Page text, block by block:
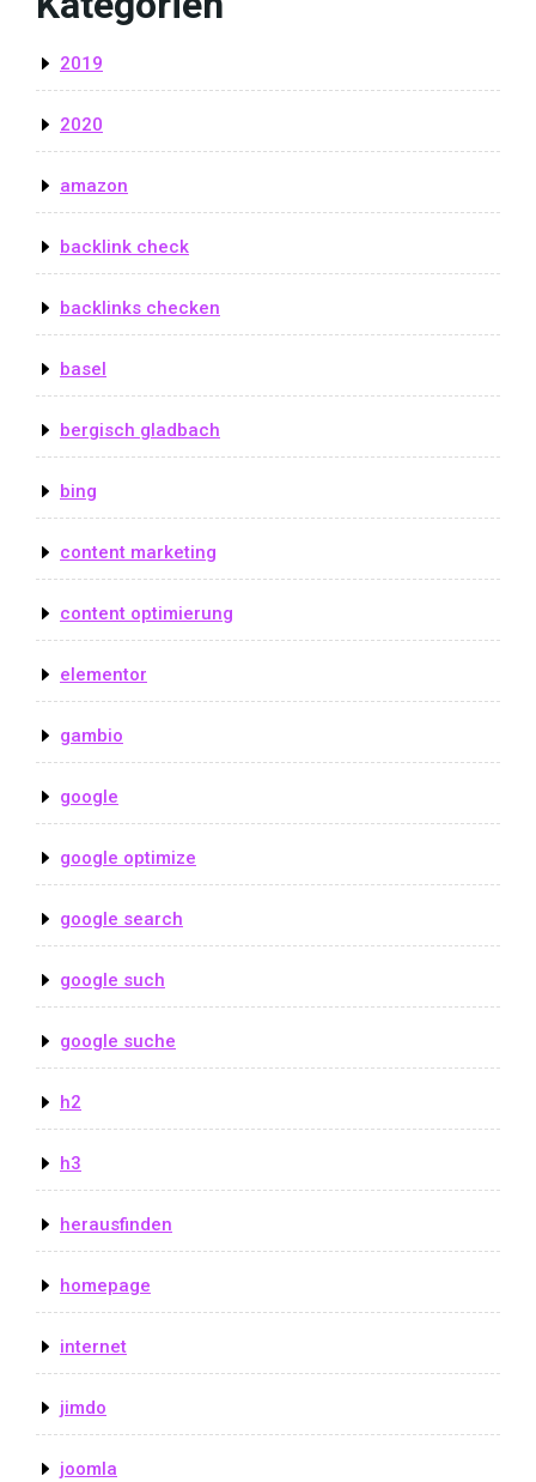
2019
2020
amazon
backlink check
backlinks checken
basel
bergisch gladbach
bing
content marketing
content optimierung
elementor
gambio
google
google optimize
google search
google such
google suche
h2
h3
herausfinden
homepage
internet
jimdo
joomla